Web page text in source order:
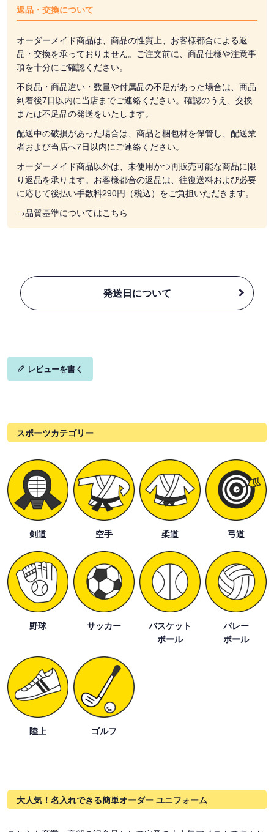
返品・交換について
オーダーメイド商品は、商品の性質上、お客様都合による返
品・交換を承っておりません。ご注文前に、商品仕様や注意事
項を十分にご確認ください。
不良品・商品違い・数量や付属品の不足があった場合は、商品
到着後7日以内に当店までご連絡ください。確認のうえ、交換
または不足品の発送をいたします。
配送中の破損があった場合は、商品と梱包材を保管し、配送業
者および当店へ7日以内にご連絡ください。
オーダーメイド商品以外は、未使用かつ再販売可能な商品に限
り返品を承ります。お客様都合の返品は、往復送料および必要
に応じて後払い手数料290円（税込）をご負担いただきます。
→品質基準についてはこちら
発送日について
レビューを書く
スポーツカテゴリー
剣道 空手 柔道 弓道
野球 サッカー
バスケット
ボール
バレー
ボール
陸上 ゴルフ
大人気！名入れできる簡単オーダー ユニフォーム